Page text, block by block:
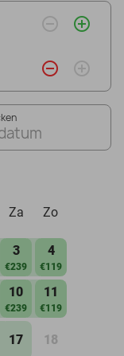
remove_circle_outline add_circle_outline
remove_circle_outline add_circle_outline
Za Zo
3
€239
4
€119
10
€239
11
€119
17 18